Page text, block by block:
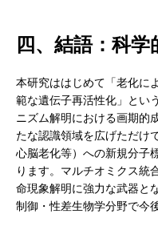
四、結語：科
本研究ははじめて「老化に
範な遺伝子再活性化」とい
ニズム解明における画期的
たな認識領域を広げただけ
心脳老化等）への新規分子
ります。マルチオミクス統
命現象解明に強力な武器と
制御・性差生物学分野で今